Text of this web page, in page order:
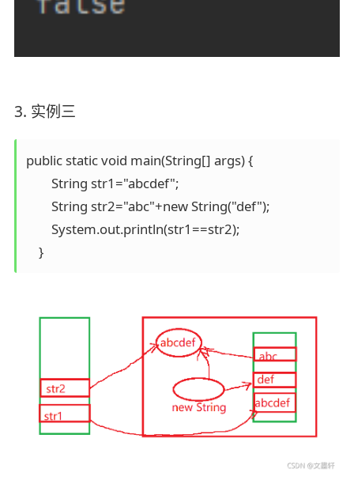
3. 实例三
public static void main(String[] args) {
        String str1="abcdef";
        String str2="abc"+new String("def");
        System.out.println(str1==str2);
    }